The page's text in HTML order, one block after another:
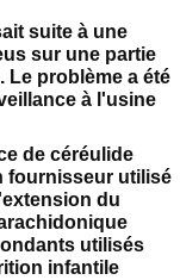
suite à une
sur une partie
problème a été
à l'usine
de céréulide
fournisseur utilisé
du
utilisés
infantile